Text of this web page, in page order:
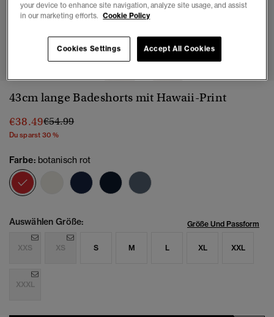
1 2 3 5 6 7
43cm lange Badeshorts mit Hawaii-Print
€38.49Preis wurde reduziert von
€54.99bis
Du sparst 30 %
Farbe: botanisch rot
Ausgewählt
Auswählen Größe: Größe Und Passform
XXS XS S M L XL XXL
XXXL
your device to enhance site navigation, analyze site usage, and assist
in our marketing efforts. Cookie Policy
Accept All Cookies
Cookies Settings